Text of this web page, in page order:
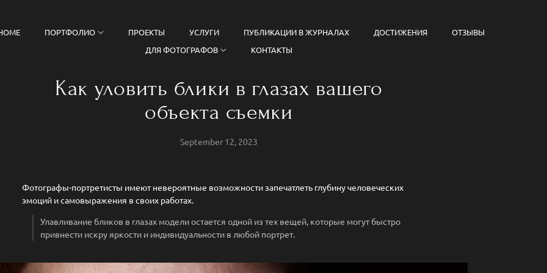
ПОРТФОЛИО ПРОЕКТЫ УСЛУГИ ПУБЛИКАЦИИ В ЖУРНАЛАХ ДОСТИЖЕНИЯ
ОТЗЫВЫ
ДЛЯ ФОТОГРАФОВ
КОНТАКТЫ
Как уловить блики в глазах вашего
объекта съемки
September 12, 2023
Фотографы-портретисты имеют невероятные возможности запечатлеть глубину человеческих
эмоций и самовыражения в своих работах.
Улавливание бликов в глазах модели остается одной из тех вещей, которые могут быстро
привнести искру яркости и индивидуальности в любой портрет.